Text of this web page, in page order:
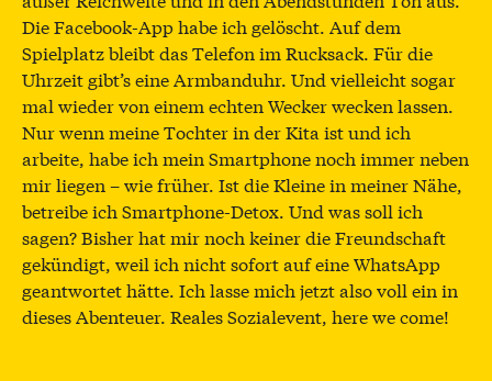
Die Facebook-App habe ich gelöscht. Auf dem
Spielplatz bleibt das Telefon im Rucksack. Für die
Uhrzeit gibt’s eine Armbanduhr. Und vielleicht sogar
mal wieder von einem echten Wecker wecken lassen.
Nur wenn meine Tochter in der Kita ist und ich
arbeite, habe ich mein Smartphone noch immer neben
mir liegen – wie früher. Ist die Kleine in meiner Nähe,
betreibe ich Smartphone-Detox. Und was soll ich
sagen? Bisher hat mir noch keiner die Freundschaft
gekündigt, weil ich nicht sofort auf eine WhatsApp
geantwortet hätte. Ich lasse mich jetzt also voll ein in
dieses Abenteuer. Reales Sozialevent, here we come!